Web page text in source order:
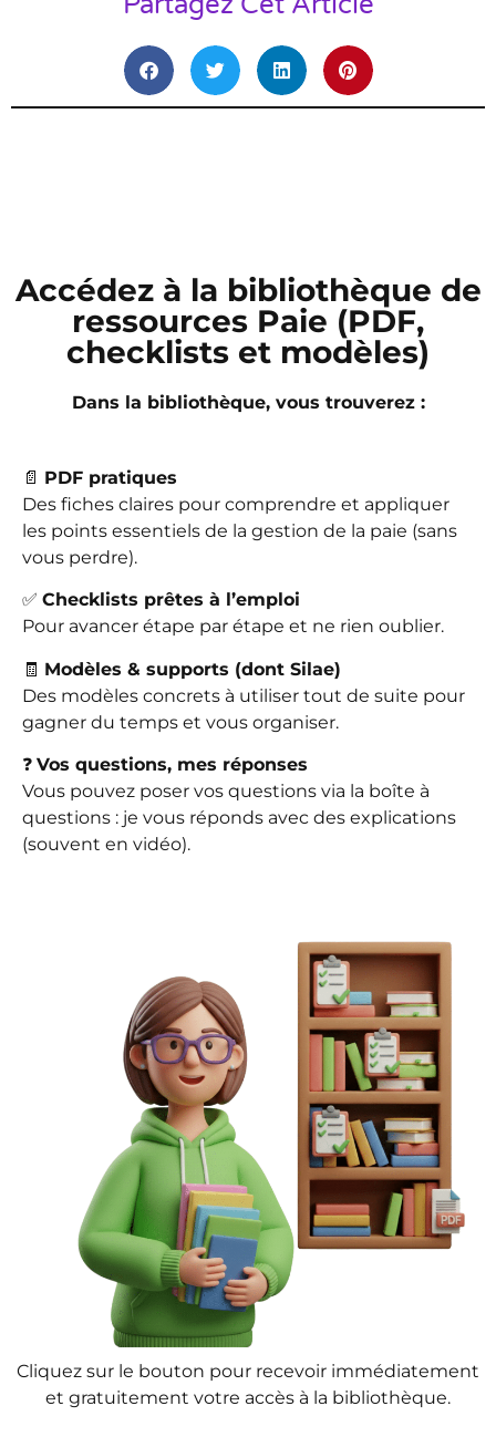
Accédez à la bibliothèque de
ressources Paie (PDF,
checklists et modèles)
Dans la bibliothèque, vous trouverez :
📄 PDF pratiques
Des fiches claires pour comprendre et appliquer
les points essentiels de la gestion de la paie (sans
vous perdre).
✅ Checklists prêtes à l’emploi
Pour avancer étape par étape et ne rien oublier.
🧾 Modèles & supports (dont Silae)
Des modèles concrets à utiliser tout de suite pour
gagner du temps et vous organiser.
❓ Vos questions, mes réponses
Vous pouvez poser vos questions via la boîte à
questions : je vous réponds avec des explications
(souvent en vidéo).
Cliquez sur le bouton pour recevoir immédiatement
et gratuitement votre accès à la bibliothèque.